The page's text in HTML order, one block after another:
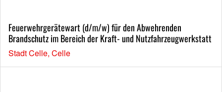
Feuerwehrgerätewart (d/m/w) für den Abwehrenden
Brandschutz im Bereich der Kraft- und Nutzfahrzeugwerkstatt
Stadt Celle, Celle